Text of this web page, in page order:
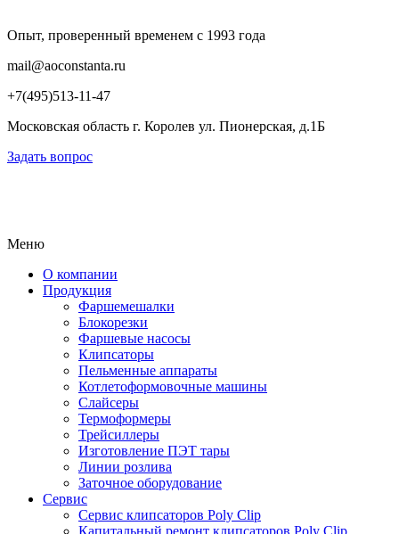
Опыт, проверенный временем с 1993 года
mail@aoconstanta.ru
+7(495)513-11-47
Московская область г. Королев ул. Пионерская, д.1Б
Задать вопрос
Меню
О компании
Продукция
Фаршемешалки
Блокорезки
Фаршевые насосы
Клипсаторы
Пельменные аппараты
Котлетоформовочные машины
Слайсеры
Термоформеры
Трейсиллеры
Изготовление ПЭТ тары
Линии розлива
Заточное оборудование
Сервис
Сервис клипсаторов Poly Clip
Капитальный ремонт клипсаторов Poly Clip